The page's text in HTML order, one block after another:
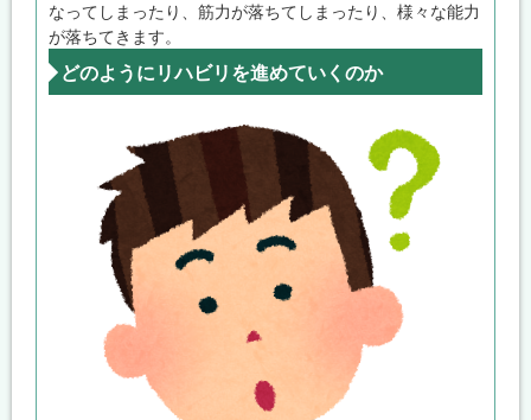
なってしまったり、筋力が落ちてしまったり、様々な能力
が落ちてきます。
どのようにリハビリを進めていくのか